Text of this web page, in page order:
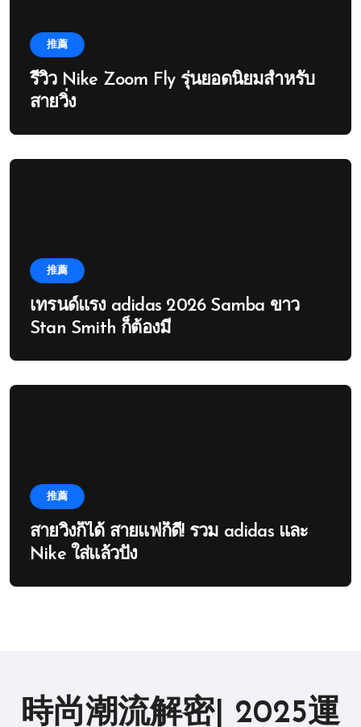
推薦
รีวิว Nike Zoom Fly รุ่นยอดนิยมสำหรับ
สายวิ่ง
推薦
เทรนด์แรง adidas 2026 Samba ขาว
Stan Smith ก็ต้องมี
推薦
สายวิ่งก็ได้ สายแฟก็ดี! รวม adidas และ
Nike ใส่แล้วปัง
時尚潮流解密| 2025運